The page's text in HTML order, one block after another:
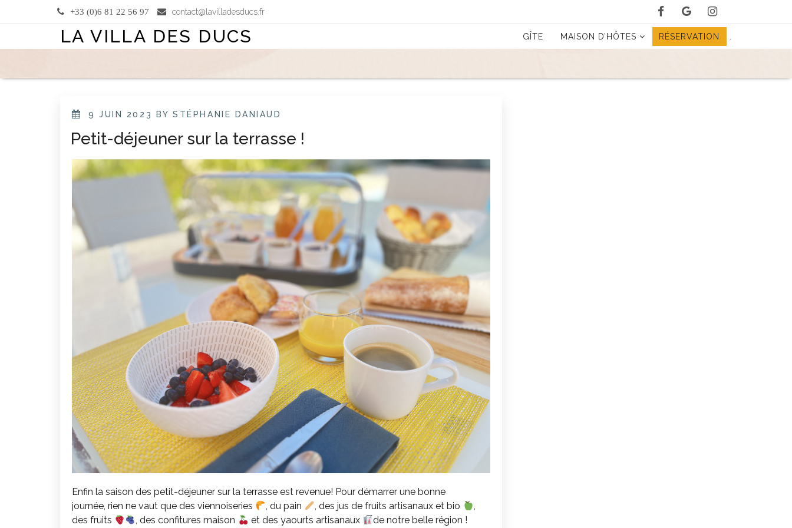
+33 (0)6 81 22 56 97 contact@lavilladesducs.fr
LA VILLA DES DUCS GÎTE MAISON D’HÔTES RÉSERVATION
POSTED
9 JUIN 2023 BY STÉPHANIE DANIAUD
Petit-déjeuner sur la terrasse !
Enfin la saison des petit-déjeuner sur la terrasse est revenue! Pour démarrer une bonne
journée, rien ne vaut que des viennoiseries
, du pain , des jus de fruits artisanaux et bio
,
des fruits
, des confitures maison et des yaourts artisanaux de notre belle région !